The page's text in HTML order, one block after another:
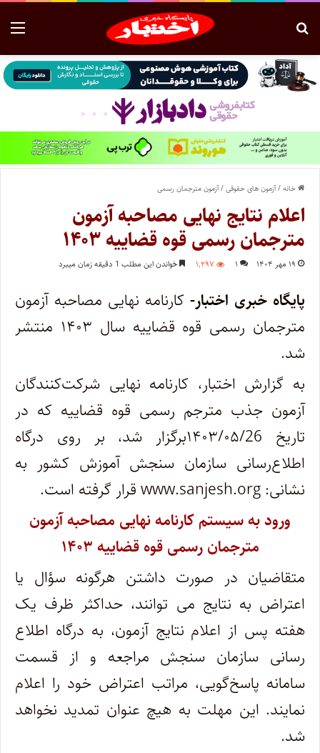
خانه/آزمون های حقوقی/آزمون مترجمان رسمی
اعلام نتایج نهایی مصاحبه آزمون
مترجمان رسمی قوه قضاییه ۱۴۰۳
۱۹ مهر ۱۴۰۴ ۱ ۱,۲۹۷ خواندن این مطلب 1 دقیقه زمان میبرد
پایگاه خبری اختبار- کارنامه نهایی مصاحبه آزمون
مترجمان رسمی قوه قضاییه سال ۱۴۰۳ منتشر
شد.
به گزارش اختبار، کارنامه نهایی شرکت‌کنندگان
آزمون جذب مترجم رسمی قوه قضاییه که در
تاریخ ۱۴۰۳/۰۵/26برگزار شد، بر روی درگاه
اطلاع‌رسانی سازمان سنجش آموزش کشور به
نشانی: www.sanjesh.org قرار گرفته است.
ورود به سیستم کارنامه نهایی مصاحبه آزمون
مترجمان رسمی قوه قضاییه ۱۴۰۳
متقاضیان در صورت داشتن هرگونه سؤال یا
اعتراض به نتایج می توانند، حداکثر ظرف یک
هفته پس از اعلام نتایج آزمون، به درگاه اطلاع
رسانی سازمان سنجش مراجعه و از قسمت
سامانه پاسخ‌گویی، مراتب اعتراض خود را اعلام
نمایند. این مهلت به هیچ عنوان تمدید نخواهد
شد.